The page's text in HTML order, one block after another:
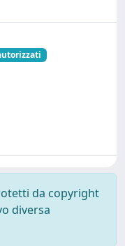
da copyright
diversa